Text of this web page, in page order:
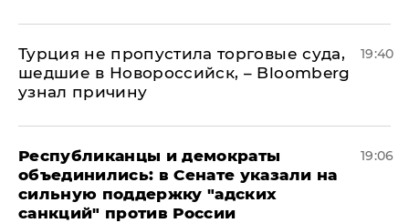
Турция не пропустила торговые суда,
шедшие в Новороссийск, – Bloomberg
узнал причину
19:40
Республиканцы и демократы
объединились: в Сенате указали на
сильную поддержку "адских
санкций" против России
19:06